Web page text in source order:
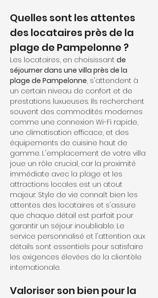
Quelles sont les attentes
des locataires près de la
plage de Pampelonne ?
Les locataires, en choisissant de
séjourner dans une villa près de la
plage de Pampelonne, s'attendent à
un certain niveau de confort et de
prestations luxueuses. Ils recherchent
souvent des commodités modernes
comme une connexion Wi-Fi rapide,
une climatisation efficace, et des
équipements de cuisine haut de
gamme. L'emplacement de votre villa
joue un rôle crucial, car la proximité
immédiate avec la plage et les
attractions locales est un atout
majeur. Style de vie connaît bien les
attentes des locataires et s'assure
que chaque détail est parfait pour
garantir un séjour inoubliable. Le
service personnalisé et l'attention aux
détails sont essentiels pour satisfaire
les exigences élevées de la clientèle
internationale.
Valoriser son bien pour la